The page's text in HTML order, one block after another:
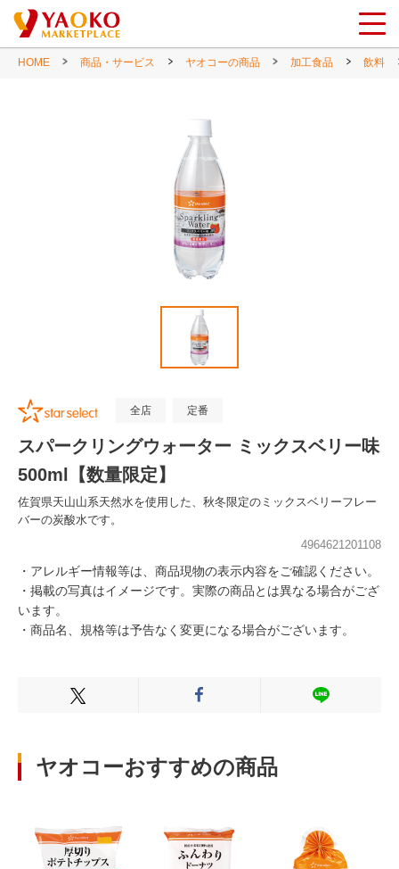
HOME 商品・サービス ヤオコーの商品 加工食品 飲料
全店 定番
スパークリングウォーター ミックスベリー味
500ml【数量限定】
佐賀県天山山系天然水を使用した、秋冬限定のミックスベリーフレー
バーの炭酸水です。
4964621201108
・アレルギー情報等は、商品現物の表示内容をご確認ください。
・掲載の写真はイメージです。実際の商品とは異なる場合がござ
います。
・商品名、規格等は予告なく変更になる場合がございます。
Xでシェアする FacebookでシェアするLINEでシェ
ヤオコーおすすめの商品